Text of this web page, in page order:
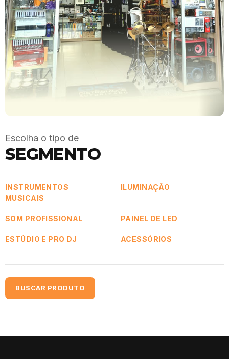
Escolha o tipo de
SEGMENTO
INSTRUMENTOS
MUSICAIS
ILUMINAÇÃO
SOM PROFISSIONAL PAINEL DE LED
ESTÚDIO E PRO DJ ACESSÓRIOS
BUSCAR PRODUTO